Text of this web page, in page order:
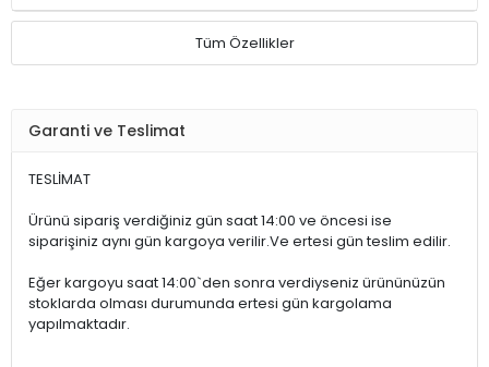
Tüm Özellikler
Garanti ve Teslimat
TESLİMAT
Ürünü sipariş verdiğiniz gün saat 14:00 ve öncesi ise
siparişiniz aynı gün kargoya verilir.Ve ertesi gün teslim edilir.
Eğer kargoyu saat 14:00`den sonra verdiyseniz ürününüzün
stoklarda olması durumunda ertesi gün kargolama
yapılmaktadır.